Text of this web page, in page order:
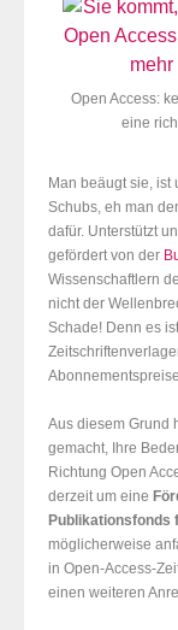
Open Access:
eine
Man beäugt sie, ist
Schubs, eh man
dafür. Unterstützt
gefördert von der
Wissenschaftlern
nicht der
Schade! Denn es
Aus diesem Grund
gemacht, Ihre
Richtung Open
derzeit um eine
Publikationsfonds
möglicherweise
in Open-Access-
einen weiteren